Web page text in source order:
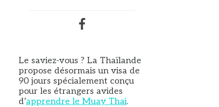
Le saviez-vous ? La Thaïlande
propose désormais un visa de
90 jours spécialement conçu
pour les étrangers avides
d’apprendre le Muay Thai.